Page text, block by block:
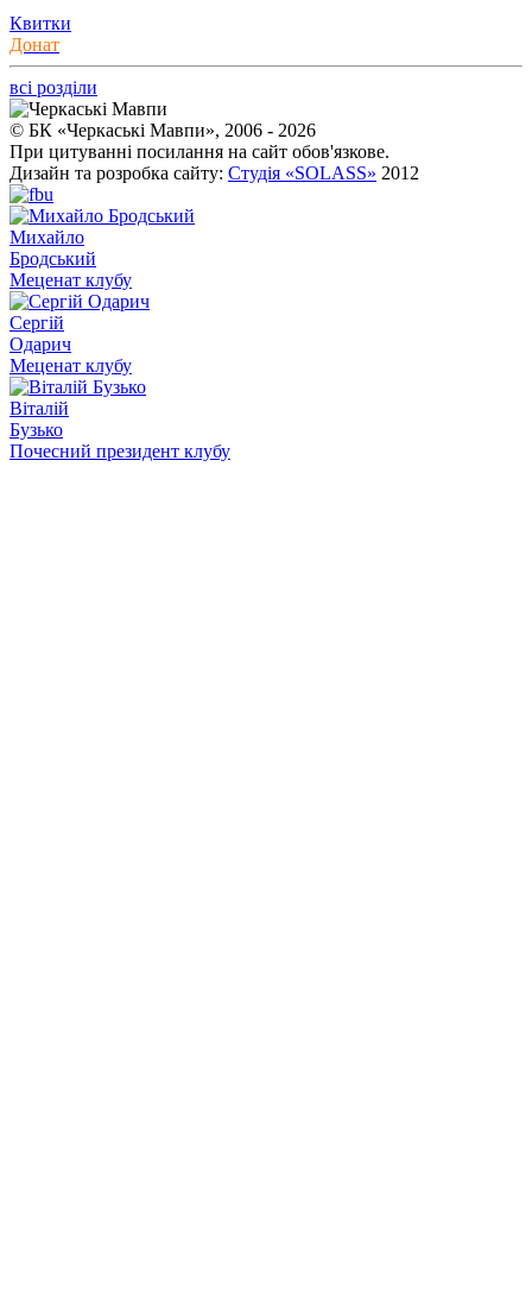
Квитки
Донат
всі розділи
© БК «Черкаські Мавпи», 2006 - 2026
При цитуванні посилання на сайт обов'язкове.
Дизайн та розробка сайту: Студія «SOLASS» 2012
Михайло
Бродський
Меценат клубу
Сергій
Одарич
Меценат клубу
Віталій
Бузько
Почесний президент клубу